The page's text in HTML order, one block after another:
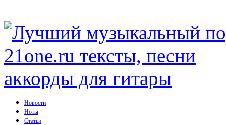
Новости
Ноты
Статьи